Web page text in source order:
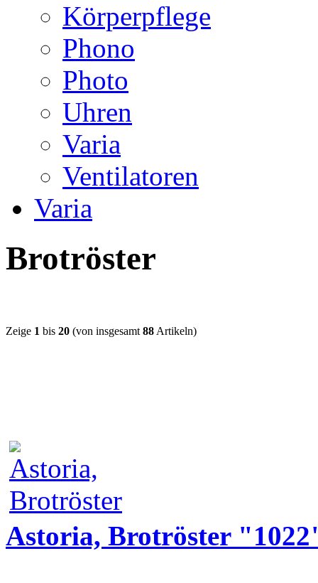
Körperpflege
Phono
Photo
Uhren
Varia
Ventilatoren
Varia
Brotröster
Zeige 1 bis 20 (von insgesamt 88 Artikeln)
Astoria, Brotröster